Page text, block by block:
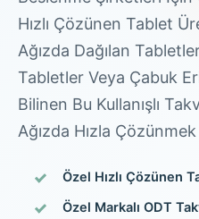
Hızlı Çözünen Tablet
Ağızda Dağılan
Tabletler Veya Çabuk
Bilinen Bu Kullanışlı
Ağızda Hızla
Özel Hızlı Çözünen
Özel Markalı ODT